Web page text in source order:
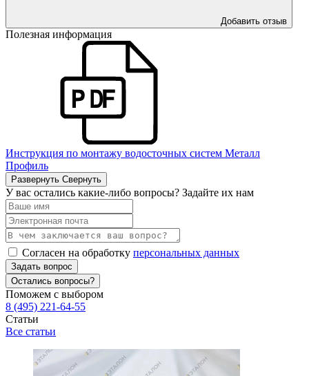
Добавить отзыв
Полезная информация
Инструкция по монтажу водосточных систем Металл
Профиль
Развернуть Свернуть
У вас остались какие-либо вопросы? Задайте их нам
Согласен на обработку персональных данных
Задать вопрос
Остались вопросы?
Поможем с выбором
8 (495) 221-64-55
Статьи
Все статьи